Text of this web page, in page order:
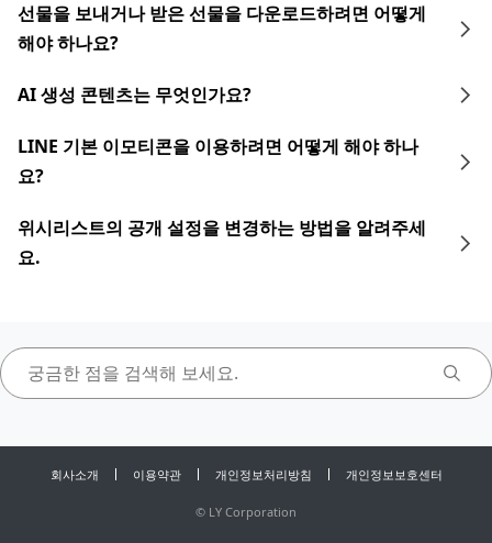
선물을 보내거나 받은 선물을 다운로드하려면 어떻게
해야 하나요?
AI 생성 콘텐츠는 무엇인가요?
LINE 기본 이모티콘을 이용하려면 어떻게 해야 하나
요?
위시리스트의 공개 설정을 변경하는 방법을 알려주세
요.
회사소개 이용약관 개인정보처리방침 개인정보보호센터
© LY Corporation